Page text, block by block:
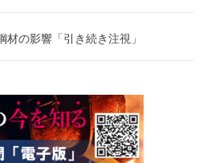
の影響「引き続き注視」